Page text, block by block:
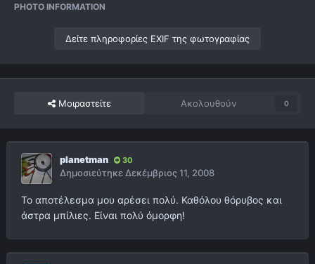
PHOTO INFORMATION
Δείτε πληροφορίες EXIF της φωτογραφίας
Μοιραστείτε Ακολουθούν 0
planetman 30
ΔημοσιεύτηκεΔεκέμβριος 11, 2008
Το αποτέλεσμα μου αρέσει πολύ. Καθόλου θόρυβος και
άστρα μπίλιες. Είναι πολύ όμορφη!